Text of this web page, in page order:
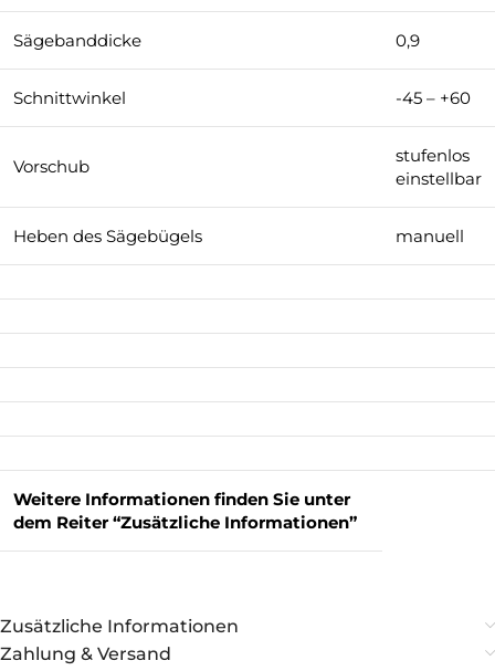
Sägebanddicke 0,9
Schnittwinkel -45 – +60
Vorschub
stufenlos
einstellbar
Heben des Sägebügels manuell
Weitere Informationen finden Sie unter
dem Reiter “Zusätzliche Informationen”
Zusätzliche Informationen
Zahlung & Versand